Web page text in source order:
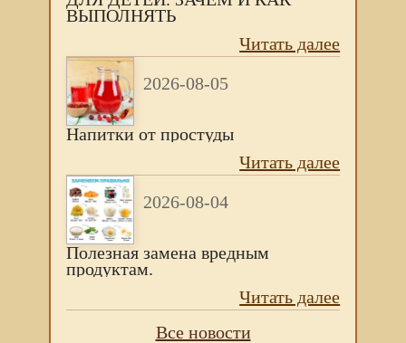
ВЫПОЛНЯТЬ
Читать далее
2026-08-05
Напитки от простуды
Читать далее
2026-08-04
Полезная замена вредным
продуктам.
Читать далее
Все новости